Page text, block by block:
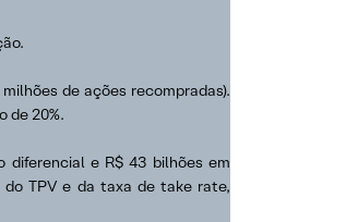
de ações recompradas).
de 20%.
diferencial e R$ 43 bilhões em
TPV e da taxa de take rate,